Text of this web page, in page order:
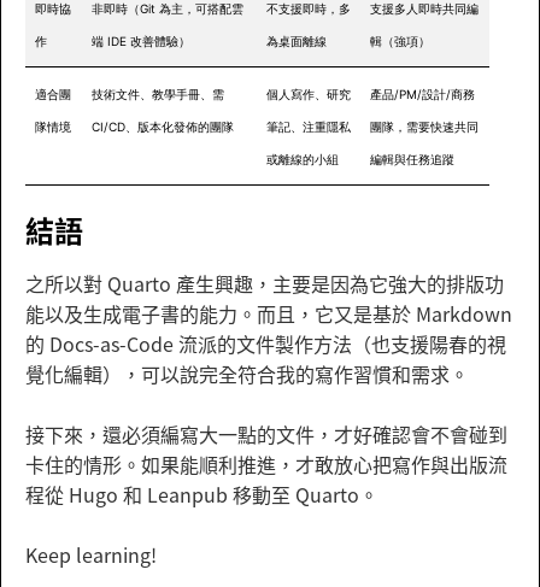
即時協
作
非即時（Git 為主，可搭配雲
端 IDE 改善體驗）
不支援即時，多
為桌面離線
支援多人即時共同編
輯（強項）
適合團
隊情境
技術文件、教學手冊、需
CI/CD、版本化發佈的團隊
個人寫作、研究
筆記、注重隱私
或離線的小組
產品/PM/設計/商務
團隊，需要快速共同
編輯與任務追蹤
結語
之所以對 Quarto 產生興趣，主要是因為它強大的排版功
能以及生成電子書的能力。而且，它又是基於 Markdown
的 Docs-as-Code 流派的文件製作方法（也支援陽春的視
覺化編輯），可以說完全符合我的寫作習慣和需求。
接下來，還必須編寫大一點的文件，才好確認會不會碰到
卡住的情形。如果能順利推進，才敢放心把寫作與出版流
程從 Hugo 和 Leanpub 移動至 Quarto。
Keep learning!